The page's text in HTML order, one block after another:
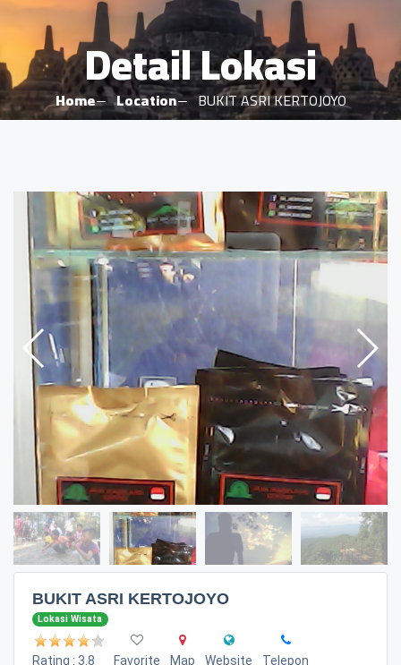
Detail Lokasi
Home Location BUKIT ASRI KERTOJOYO
BUKIT ASRI KERTOJOYO
Lokasi Wisata
Rating : 3.8 Favorite Map Website Telepon